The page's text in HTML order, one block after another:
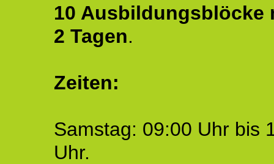
10 Ausbildungsblöcke
2 Tagen.
Zeiten:
Samstag: 09:00 Uhr bis
Uhr.